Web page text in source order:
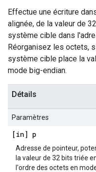
Effectue une écriture
alignée, de la valeur de
système cible dans
Réorganisez les octets,
système cible place la
mode big-endian.
Détails
Paramètres
[in] p
Adresse de pointeur,
la valeur de 32 bits triée
l'ordre des octets en